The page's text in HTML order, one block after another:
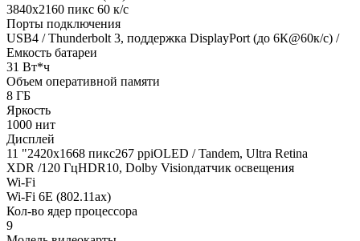
3840х2160 пикс 60 к/с
Порты подключения
USB4 / Thunderbolt 3, поддержка DisplayPort (до 6К@60к/с) /
Емкость батареи
31 Вт*ч
Объем оперативной памяти
8 ГБ
Яркость
1000 нит
Дисплей
11 "2420x1668 пикс267 ppiOLED / Tandem, Ultra Retina
XDR /120 ГцHDR10, Dolby Visionдатчик освещения
Wi-Fi
Wi-Fi 6E (802.11ax)
Кол-во ядер процессора
9